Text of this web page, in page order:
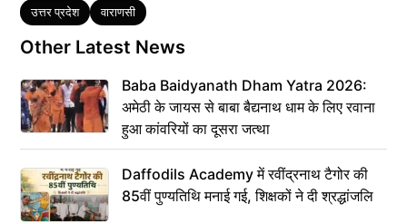
Tags
उत्तर प्रदेश वाराणसी
Other Latest News
Baba Baidyanath Dham Yatra 2026:
अमेठी के जायस से बाबा बैद्यनाथ धाम के लिए रवाना
हुआ कांवरियों का दूसरा जत्था
Daffodils Academy में रवींद्रनाथ टैगोर की
85वीं पुण्यतिथि मनाई गई, शिक्षकों ने दी श्रद्धांजलि